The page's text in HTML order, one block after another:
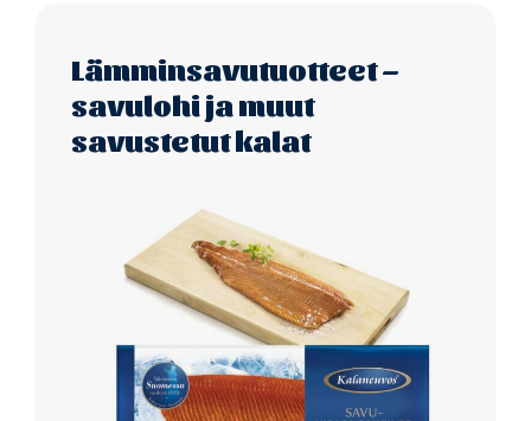
Lämminsavutuotteet –
savulohi ja muut
savustetut kalat